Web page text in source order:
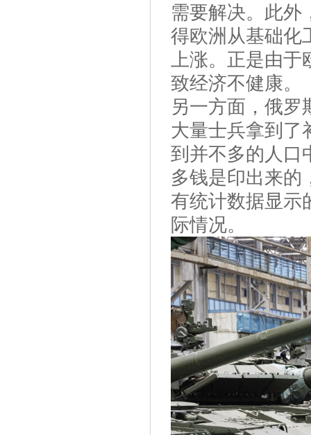
需要解决。此外
得欧洲从基础化
上涨。正是由
致经济不健康。
另一方面，俄罗
大量士兵拿到了
到并不多的人口
多钱是印出来的
有统计数据显示
际情况。